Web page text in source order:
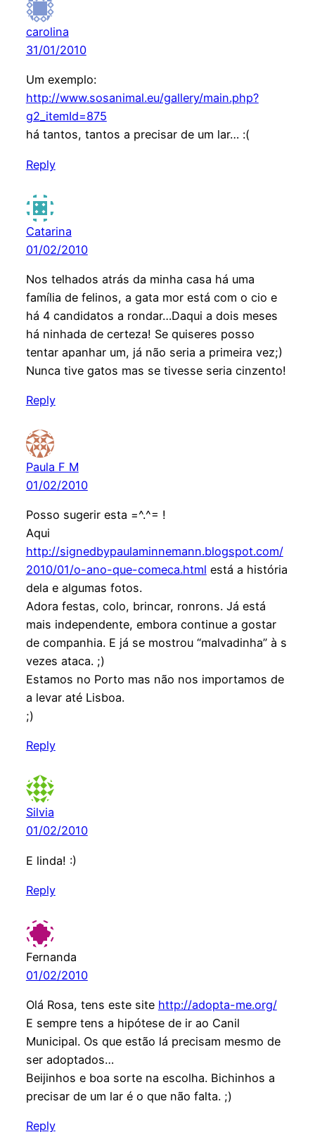
carolina
31/01/2010
Um exemplo:
http://www.sosanimal.eu/gallery/main.php?
g2_itemId=875
há tantos, tantos a precisar de um lar… :(
Reply
Catarina
01/02/2010
Nos telhados atrás da minha casa há uma
família de felinos, a gata mor está com o cio e
há 4 candidatos a rondar…Daqui a dois meses
há ninhada de certeza! Se quiseres posso
tentar apanhar um, já não seria a primeira vez;)
Nunca tive gatos mas se tivesse seria cinzento!
Reply
Paula F M
01/02/2010
Posso sugerir esta =^.^= !
Aqui
http://signedbypaulaminnemann.blogspot.com/
2010/01/o-ano-que-comeca.html está a história
dela e algumas fotos.
Adora festas, colo, brincar, ronrons. Já está
mais independente, embora continue a gostar
de companhia. E já se mostrou “malvadinha” à s
vezes ataca. ;)
Estamos no Porto mas não nos importamos de
a levar até Lisboa.
;)
Reply
Silvia
01/02/2010
E linda! :)
Reply
Fernanda
01/02/2010
Olá Rosa, tens este site http://adopta-me.org/
E sempre tens a hipótese de ir ao Canil
Municipal. Os que estão lá precisam mesmo de
ser adoptados…
Beijinhos e boa sorte na escolha. Bichinhos a
precisar de um lar é o que não falta. ;)
Reply